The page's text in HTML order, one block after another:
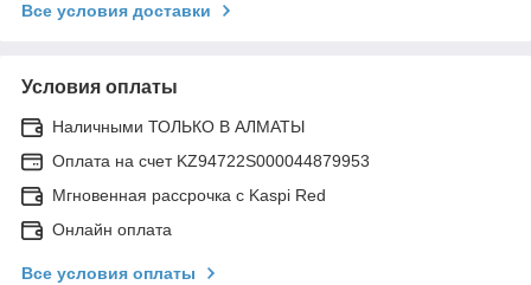
Все условия доставки
Условия оплаты
Наличными ТОЛЬКО В АЛМАТЫ
Оплата на счет KZ94722S000044879953
Мгновенная рассрочка с Kaspi Red
Онлайн оплата
Все условия оплаты